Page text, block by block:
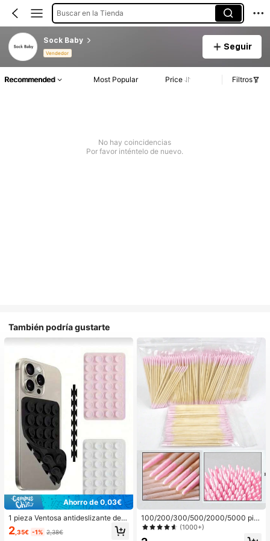
Buscar en la Tienda
Sock Baby
Vendedor
Seguir
Recommended Most Popular Price Filtros
No hay coincidencias
Por favor inténtelo de nuevo.
También podría gustarte
Ahorro de 0,03€
1 pieza Ventosa antideslizante de si
licona para teléfono, 28 piezas Vent
osas de silicona (almohadillas auto
2 ,35€ -1% 2,38€
100/200/300/500/2000/5000 pie
zas/20 piezas Palitos aplicadores d
e esmalte de uñas de doble extrem
(1000+)